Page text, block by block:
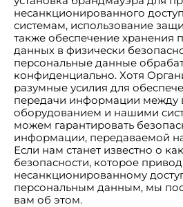
несанкционированного
системам, использование
также обеспечение хранения
данных в физически
персональные данные
конфиденциально. Хотя
разумные усилия для
передачи информации между
оборудованием и нашими
можем гарантировать
информации, передаваемой
Если нам станет известно о
безопасности, которое
несанкционированному
персональным данным, мы
вам об этом.